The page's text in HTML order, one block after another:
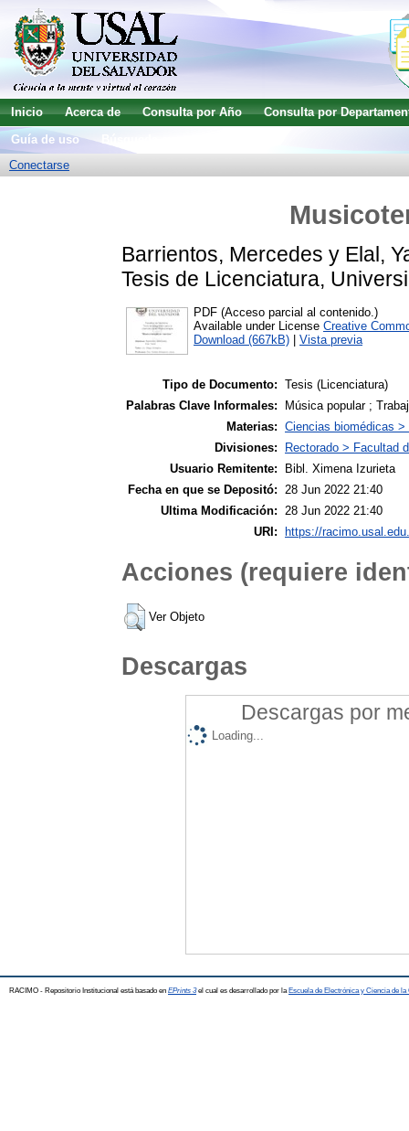
Inicio Acerca de Consulta por Año
Consulta por
Guía de uso
Conectarse
Barrientos, Mercedes y Elal,
Tesis de Licenciatura,
PDF (Acceso parcial al contenido.)
Available under License Creative
Download (667kB)
Vista previa
Tipo de Documento: Tesis (Licenciatura)
Palabras Clave Informales:
Música popular ;
Materias: Ciencias biomédicas
Divisiones:
Rectorado > Facultad
Usuario Remitente:
Bibl. Ximena Izurieta
Fecha en que se Depositó: 28 Jun 2022 21:40
Ultima Modificación: 28 Jun 2022 21:40
URI:
https://
Acciones (requiere
Ver Objeto
Descargas
Descargas por
Loading...
RACIMO - Repositorio Institucional está basado en EPrints 3el cual es desarrollado por la Escuela de Electrónica y Ciencia de la